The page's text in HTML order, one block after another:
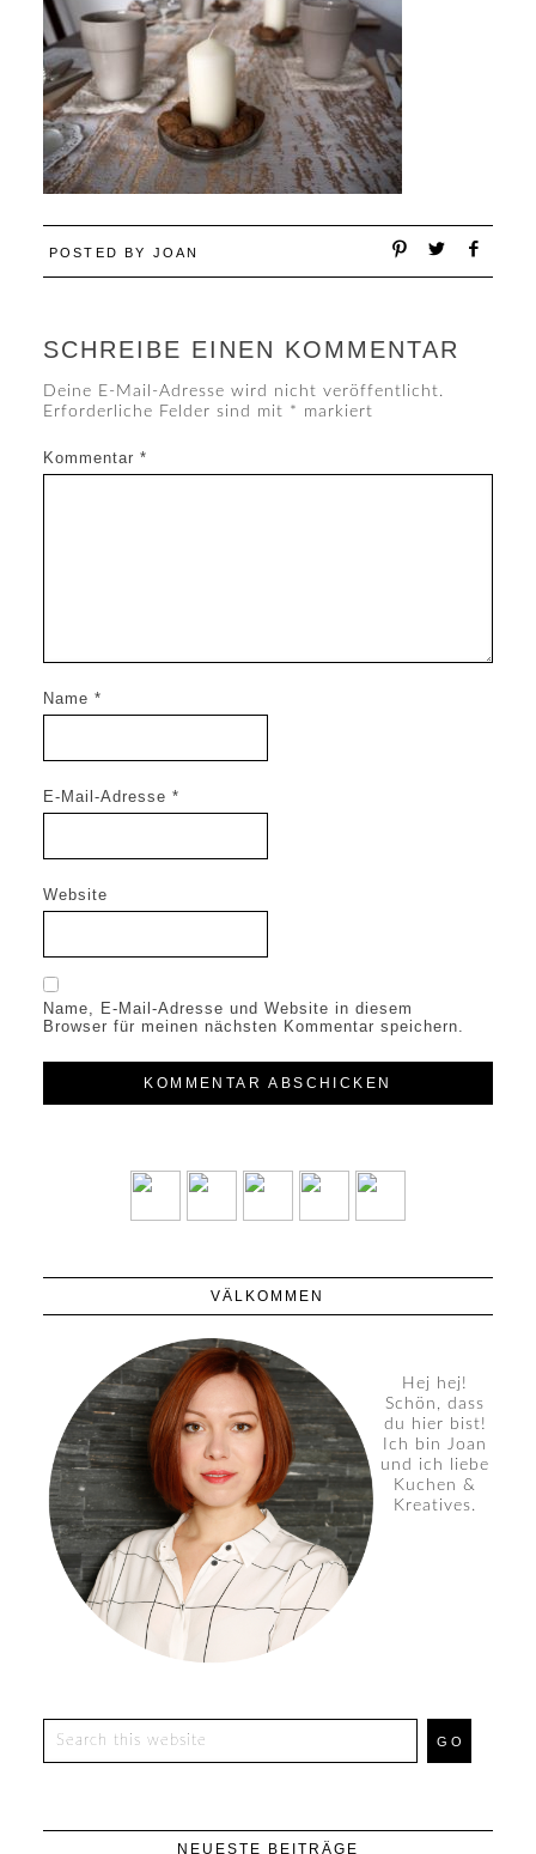
POSTED BY JOAN
SCHREIBE EINEN KOMMENTAR
Deine E-Mail-Adresse wird nicht veröffentlicht.
Erforderliche Felder sind mit * markiert
Kommentar *
Name *
E-Mail-Adresse *
Website
Name, E-Mail-Adresse und Website in diesem
Browser für meinen nächsten Kommentar speichern.
VÄLKOMMEN
Hej hej!
Schön, dass
du hier bist!
Ich bin Joan
und ich liebe
Kuchen &
Kreatives.
NEUESTE BEITRÄGE